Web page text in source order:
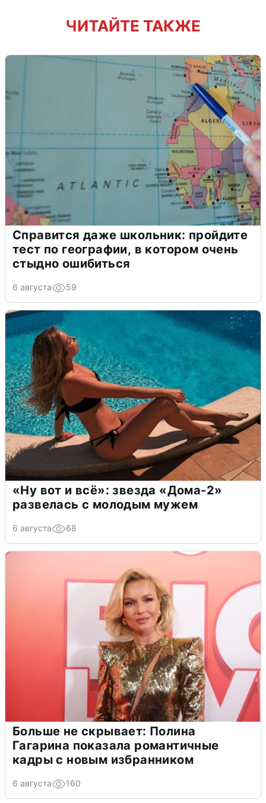
ЧИТАЙТЕ ТАКЖЕ
Справится даже школьник: пройдите
тест по географии, в котором очень
стыдно ошибиться
6 августа 59
«Ну вот и всё»: звезда «Дома-2»
развелась с молодым мужем
6 августа 68
Больше не скрывает: Полина
Гагарина показала романтичные
кадры с новым избранником
6 августа 160